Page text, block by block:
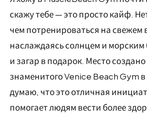
скажу тебе — это просто кайф.
чем потренироваться на свежем
наслаждаясь солнцем и
и загар в подарок. Место
знаменитого Venice Beach Gym
думаю, что это отличная
помогает людям вести более